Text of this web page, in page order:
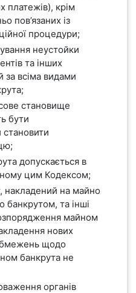
платежів), крім
пов’язаних із
процедури;
неустойки
та інших
за всіма видами
становище
бути
допускається в
цим Кодексом;
накладений на майно
банкрутом, та інші
майном
нових
щодо
банкрута не
органів